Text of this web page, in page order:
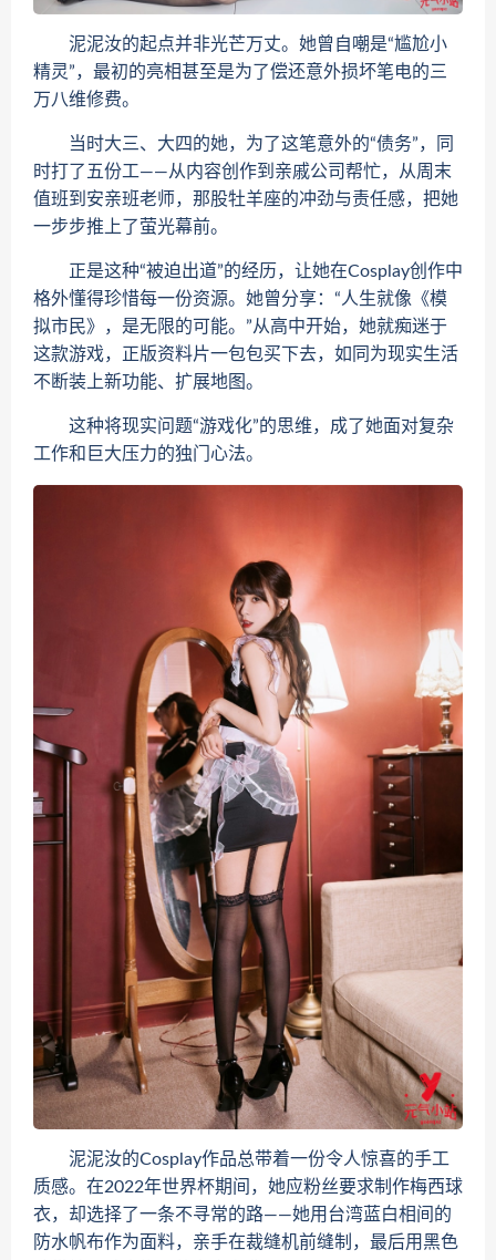
泥泥汝的起点并非光芒万丈。她曾自嘲是“尴尬小
精灵”，最初的亮相甚至是为了偿还意外损坏笔电的三
万八维修费。
当时大三、大四的她，为了这笔意外的“债务”，同
时打了五份工——从内容创作到亲戚公司帮忙，从周末
值班到安亲班老师，那股牡羊座的冲劲与责任感，把她
一步步推上了萤光幕前。
正是这种“被迫出道”的经历，让她在Cosplay创作中
格外懂得珍惜每一份资源。她曾分享：“人生就像《模
拟市民》，是无限的可能。”从高中开始，她就痴迷于
这款游戏，正版资料片一包包买下去，如同为现实生活
不断装上新功能、扩展地图。
这种将现实问题“游戏化”的思维，成了她面对复杂
工作和巨大压力的独门心法。
泥泥汝的Cosplay作品总带着一份令人惊喜的手工
质感。在2022年世界杯期间，她应粉丝要求制作梅西球
衣，却选择了一条不寻常的路——她用台湾蓝白相间的
防水帆布作为面料，亲手在裁缝机前缝制，最后用黑色